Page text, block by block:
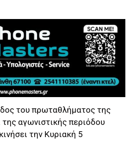
του πρωταθλήματος της
αγωνιστικής περιόδου
την Κυριακή 5